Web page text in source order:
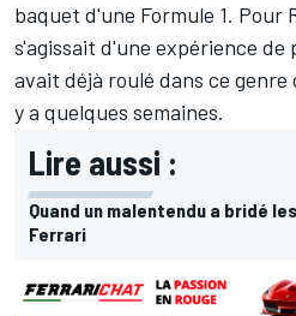
baquet d'une Formule 1. Pour
s'agissait d'une expérience de
avait déjà roulé dans ce
y a quelques semaines.
Lire aussi :
Quand un malentendu a bridé
Ferrari